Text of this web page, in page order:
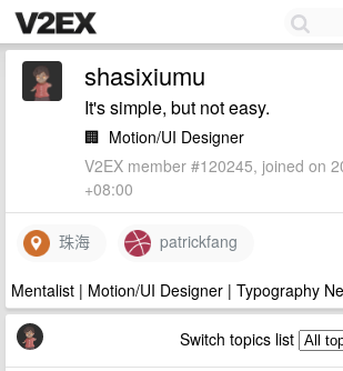
shasixiumu
It's simple, but not easy.
🏢 Motion/UI Designer
V2EX member #120245, joined on
+08:00
珠海 patrickfang
Mentalist | Motion/UI Designer | Typography
Switch topics list